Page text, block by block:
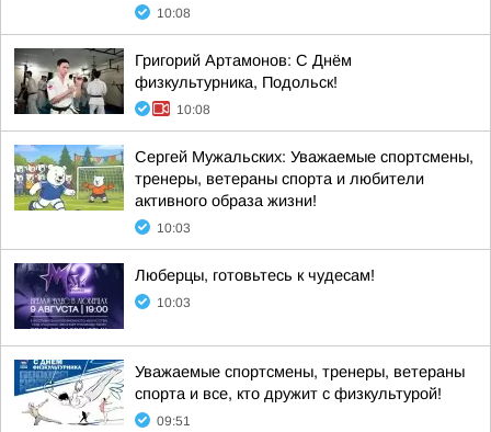
10:08
Григорий Артамонов: С Днём
физкультурника, Подольск!
10:08
Сергей Мужальских: Уважаемые спортсмены,
тренеры, ветераны спорта и любители
активного образа жизни!
10:03
Люберцы, готовьтесь к чудесам!
10:03
Уважаемые спортсмены, тренеры, ветераны
спорта и все, кто дружит с физкультурой!
09:51